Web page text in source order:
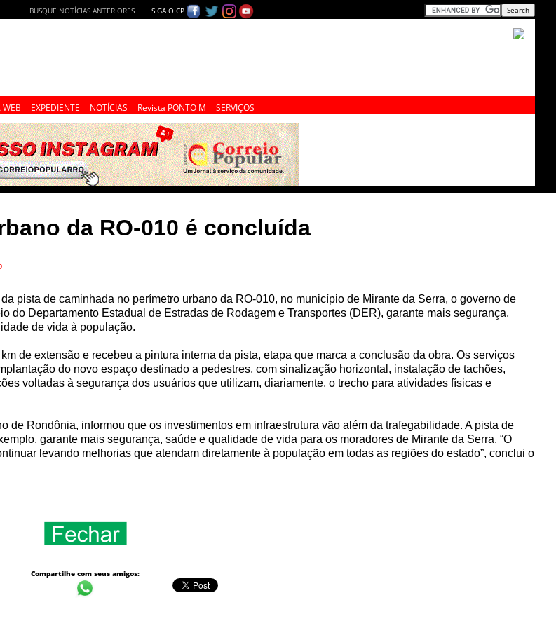
BUSQUE NOTÍCIAS ANTERIORES SIGA O CP
WEB EXPEDIENTE NOTÍCIAS Revista PONTO M SERVIÇOS
da RO-010 é concluída
pista de caminhada no perímetro urbano da RO-010, no município de Mirante da Serra, o governo de
do Departamento Estadual de Estradas de Rodagem e Transportes (DER), garante mais segurança,
de vida à população.
de extensão e recebeu a pintura interna da pista, etapa que marca a conclusão da obra. Os serviços
do novo espaço destinado a pedestres, com sinalização horizontal, instalação de tachões,
voltadas à segurança dos usuários que utilizam, diariamente, o trecho para atividades físicas e
de Rondônia, informou que os investimentos em infraestrutura vão além da trafegabilidade. A pista de
garante mais segurança, saúde e qualidade de vida para os moradores de Mirante da Serra. “O
levando melhorias que atendam diretamente à população em todas as regiões do estado”, conclui o
Compartilhe com seus amigos: